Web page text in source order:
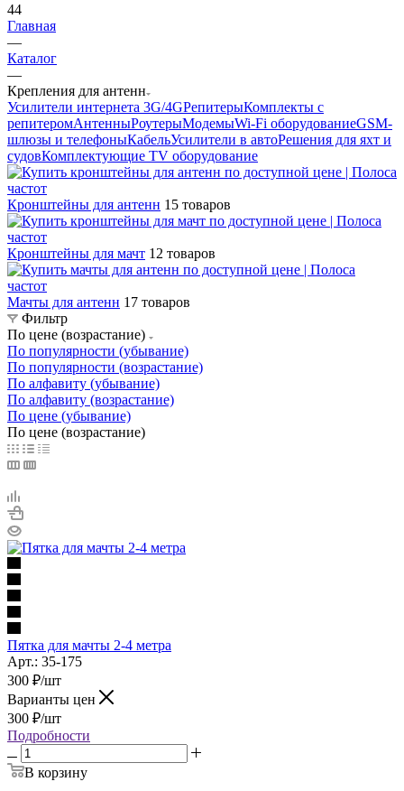
44
Главная
—
Каталог
—
Крепления для антенн
Усилители интернета 3G/4GРепитерыКомплекты с
репитеромАнтенныРоутерыМодемыWi-Fi оборудованиеGSM-
шлюзы и телефоныКабельУсилители в автоРешения для яхт и
судовКомплектующие TV оборудование
Кронштейны для антенн 15 товаров
Кронштейны для мачт 12 товаров
Мачты для антенн 17 товаров
Фильтр
По цене (возрастание)
По популярности (убывание)
По популярности (возрастание)
По алфавиту (убывание)
По алфавиту (возрастание)
По цене (убывание)
По цене (возрастание)
Пятка для мачты 2-4 метра
Арт.: 35-175
300 ₽/шт
Варианты цен
300 ₽/шт
Подробности
В корзину